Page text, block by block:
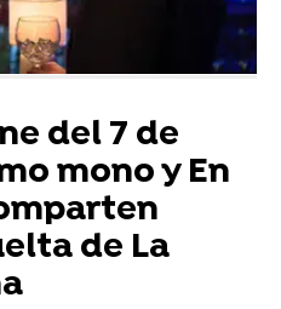
del 7 de
mono y En
de La